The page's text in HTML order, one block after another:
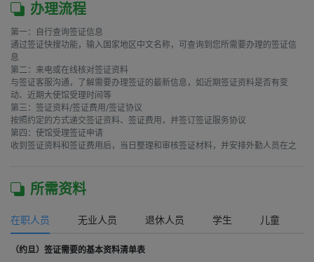
办理流程
第一：自行查询签证信息
通过签证快搜功能，输入国家地区中文名称，可查询到您所需要办理的签证信
息
第二：来电或在线核对签证资料
与签证客服沟通，了解需要办理签证的最新信息，如近期签证资料是否有变
动、近期大使馆受理时间等
第三：签证资料/签证费用/签证协议
按照约定的方式递交签证资料、签证费用，并签订签证服务协议
第四：使馆受理签证申请
收到签证资料和签证费用后，当日整理和审核签证材料，并安排外勤人员在之
所需资料
在职人员 无业人员 退休人员 学生 儿童
（约旦）签证需要的基本资料清单表